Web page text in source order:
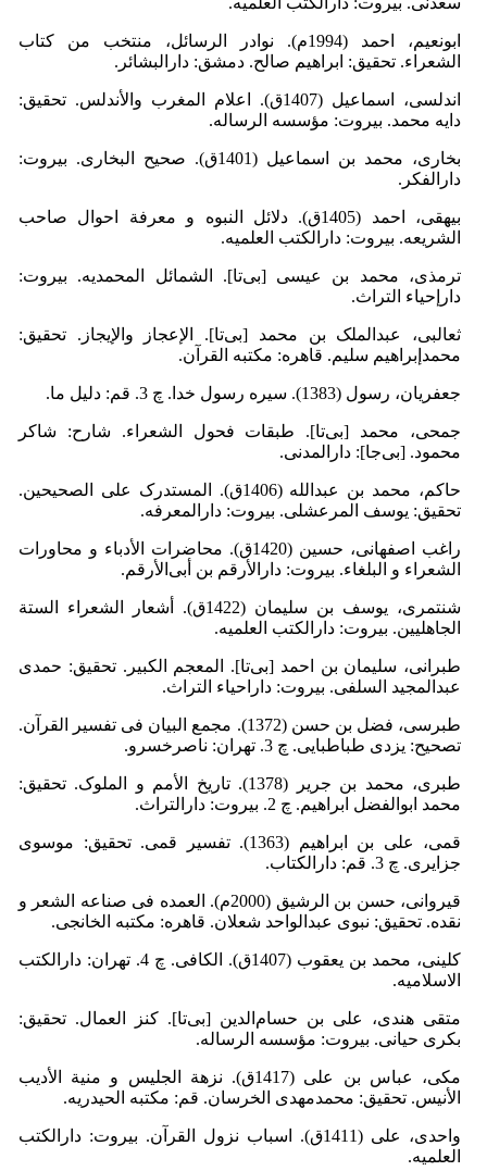
ابونعیم، احمد (1994م). نوادر الرسائل، منتخب من کتاب
الشعراء. تحقیق: ابراهیم صالح. دمشق: دارالبشائر.
اندلسی، اسماعیل (1407ق). اعلام المغرب والأندلس. تحقیق:
دایه محمد. بیروت: مؤسسه الرساله.
بخاری، محمد بن اسماعیل (1401ق). صحیح البخاری. بیروت:
دارالفکر.
بیهقی، احمد (1405ق). دلائل النبوه و معرفة احوال صاحب
الشریعه. بیروت: دارالکتب العلمیه.
ترمذى، محمد بن عیسی [بی‌تا]. الشمائل المحمدیه. بیروت:
دارإحیاء التراث.
ثعالبی، عبدالملک بن محمد [بی‌تا]. الإعجاز والإیجاز. تحقیق:
محمدإبراهیم سلیم. قاهره: مکتبه القرآن.
جعفریان، رسول (1383). سیره رسول خدا. چ 3. قم: دلیل ما.
جمحی، محمد [بی‌تا]. طبقات فحول الشعراء. شارح: شاکر
محمود. [بی‌جا]: دارالمدنی.
حاکم، محمد بن عبدالله (1406ق). المستدرک على الصحیحین.
تحقیق: یوسف المرعشلی. بیروت: دارالمعرفه.
راغب اصفهانی، حسین (1420ق). محاضرات الأدباء و محاورات
الشعراء و البلغاء. بیروت: دارالأرقم بن أبی‌الأرقم.
شنتمری، یوسف بن سلیمان (1422ق). أشعار الشعراء الستة
الجاهلیین. بیروت: دارالکتب العلمیه.
طبرانی، سلیمان بن احمد [بی‌تا]. المعجم الکبیر. تحقیق: حمدی
عبدالمجید السلفی. بیروت: داراحیاء التراث.
طبرسی، فضل بن حسن (1372). مجمع البیان فی تفسیر القرآن.
تصحیح: یزدی طباطبایی. چ 3. تهران: ناصرخسرو.
طبری، محمد بن جریر (1378). تاریخ الأمم و الملوک. تحقیق:
محمد ابوالفضل ابراهیم. چ 2. بیروت: دارالتراث.
قمی، علی بن ابراهیم (1363). تفسیر قمی. تحقیق: موسوی
جزایری. چ 3. قم: دارالکتاب.
قیروانی، حسن بن الرشیق (2000م). العمده فى صناعه الشعر و
نقده. تحقیق: نبوی عبدالواحد شعلان. قاهره: مکتبه الخانجی.
کلینی، محمد بن یعقوب (1407ق). الکافی. چ 4. تهران: دارالکتب
الاسلامیه.
متقی هندی، علی بن حسام‌الدین [بی‌تا]. کنز العمال. تحقیق:
بکری حیانی. بیروت: مؤسسه الرساله.
مکی، عباس بن علی (1417ق). نزهة الجلیس و منیة الأدیب
الأنیس. تحقیق: محمدمهدی الخرسان. قم: مکتبه الحیدریه.
واحدی، علی (1411ق). اسباب نزول القرآن. بیروت: دارالکتب
العلمیه.